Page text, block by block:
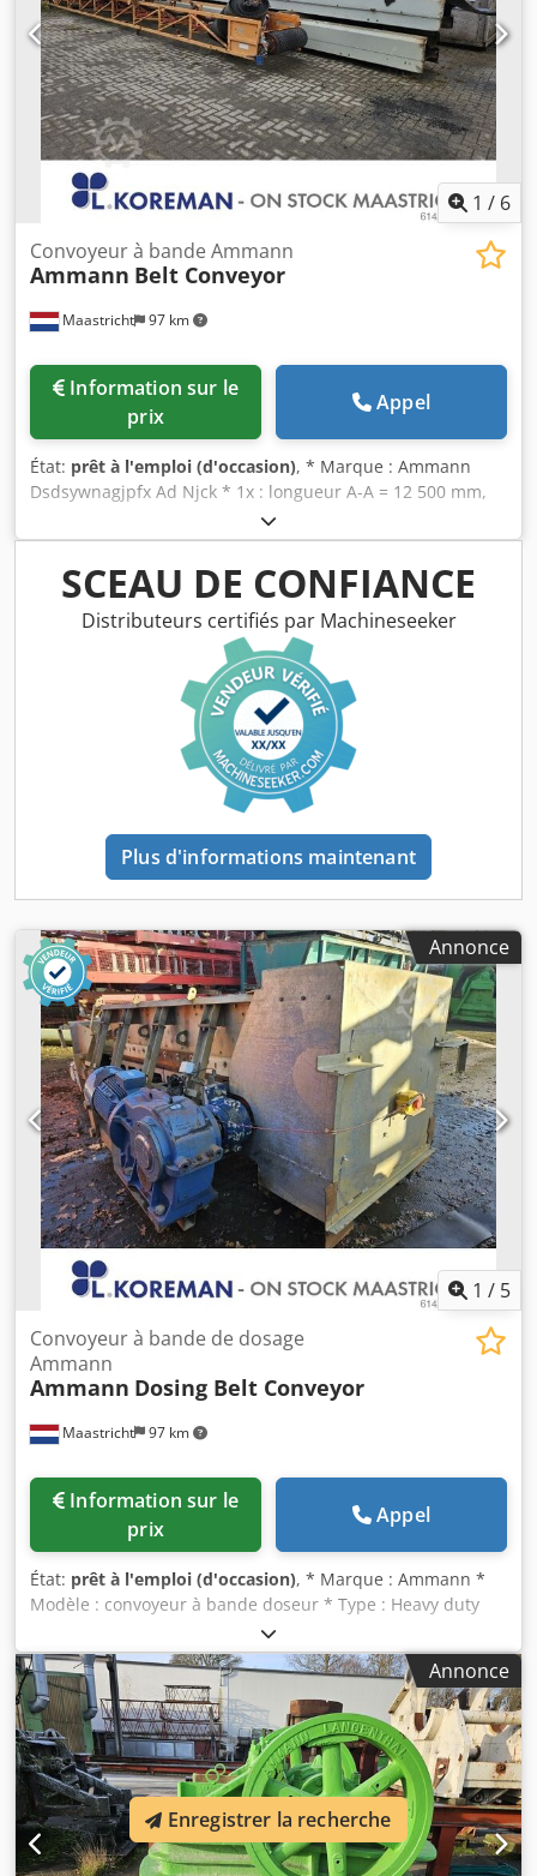
1 / 6
Maastricht 97 km
Convoyeur à bande Ammann
Ammann Belt Conveyor
prix
Appel
État: prêt à l'emploi (d'occasion), * Marque : Ammann
Dsdsywnagjpfx Ad Njck * 1x : longueur A-A = 12 500 mm,
largeur bande : 650 mm * Entraînement : moteur tambour
5,5 kW. * 1x : longueur A-A = 43 000 mm, largeur bande :
650 mm * Entraînement : motoréducteur 15 kW.
SCEAU DE CONFIANCE
Distributeurs certifiés par Machineseeker
Plus d'informations maintenant
Annonce
1 / 5
Maastricht 97 km
Convoyeur à bande de dosage
Ammann
Ammann Dosing Belt Conveyor
prix
Appel
État: prêt à l'emploi (d'occasion), * Marque : Ammann *
Modèle : convoyeur à bande doseur * Type : Heavy duty
(service intensif) * Longueur A-A : 3100 mm * Largeur de
bande : 1200 mm * Entraînement : Motoréducteur 15 kW *
En stock : 2 pièces. Dedpfoywm Ehox Ad Nock
Annonce
Enregistrer la recherche